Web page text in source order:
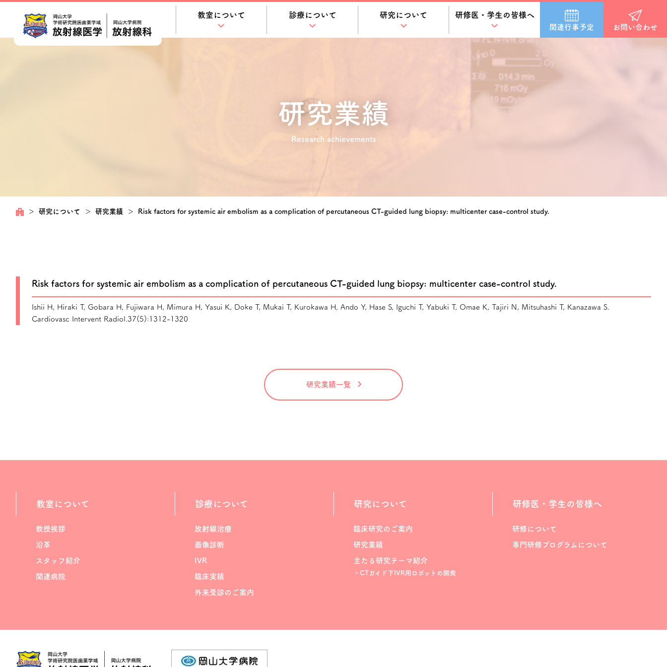
教室について 診療について 研究について 研修医・学生の皆様へ
関連行事予定 お問い合わせ
研究業績
Research achievements
＞ 研究について ＞ 研究業績 ＞ Risk factors for systemic air embolism as a complication of percutaneous CT-guided lung biopsy: multicenter case-control study.
Risk factors for systemic air embolism as a complication of percutaneous CT-guided lung biopsy: multicenter case-control study.
Ishii H, Hiraki T, Gobara H, Fujiwara H, Mimura H, Yasui K, Doke T, Mukai T, Kurokawa H, Ando Y, Hase S, Iguchi T, Yabuki T, Omae K, Tajiri N, Mitsuhashi T, Kanazawa S.
Cardiovasc Intervent Radiol.37(5):1312-1320
研究業績一覧
教室について
教授挨拶
沿革
スタッフ紹介
関連病院
診療について
放射線治療
画像診断
IVR
臨床実績
外来受診のご案内
研究について
臨床研究のご案内
研究業績
主たる研究テーマ紹介
・CTガイド下IVR用ロボットの開発
研修医・学生の皆様へ
研修について
専門研修プログラムについて